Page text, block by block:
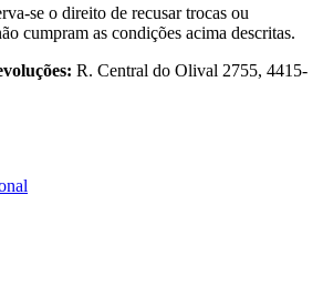
se o direito de recusar trocas ou
cumpram as condições acima descritas.
R. Central do Olival 2755, 4415-